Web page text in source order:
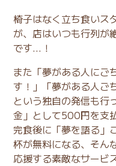
椅子はなく立ち食いス
が、店はいつも行列が
です…！
また「夢がある人にご
す！」「夢がある人ご
という独自の発信も行
金」として500円を支
完食後に「夢を語る」
杯が無料になる、そん
応援する素敵なサービ